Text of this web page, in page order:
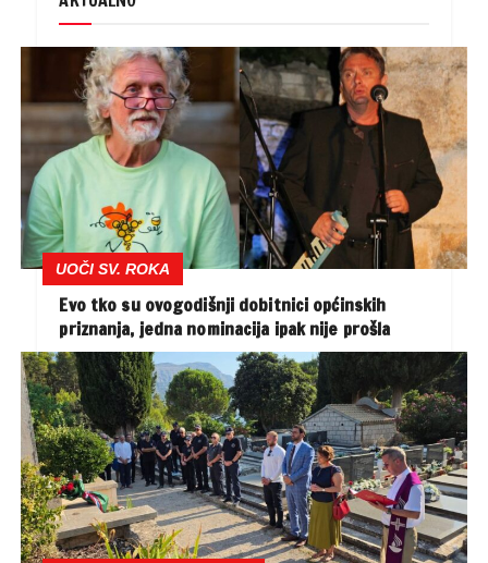
UOČI SV. ROKA
Evo tko su ovogodišnji dobitnici općinskih
priznanja, jedna nominacija ipak nije prošla